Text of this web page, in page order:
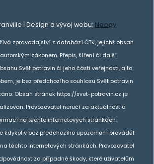
| Design a vývoj webu: Neogy
zpravodajství z databází ČTK, jejichž obsah
zákonem. Přepis, šíření či další
Svět potravin či jeho části veřejnosti, a to
je bez předchozího souhlasu Svět potravin
Obsah stránek https://svet-potravin.cz je
Provozovatel neručí za aktuálnost a
na těchto internetových stránkách.
kdykoliv bez předchozího upozornění provádět
těchto internetových stránkách. Provozovatel
za případné škody, které uživatelům